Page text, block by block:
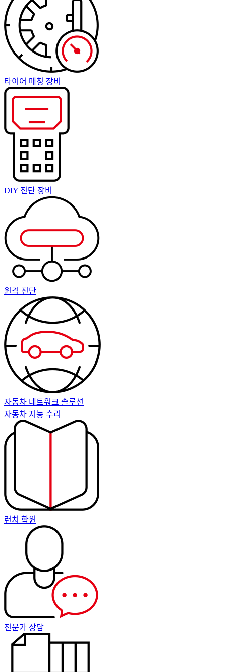
타이어 매칭 장비
DIY 진단 장비
원격 진단
자동차 네트워크 솔루션
자동차 지능 수리
런치 학원
전문가 상담